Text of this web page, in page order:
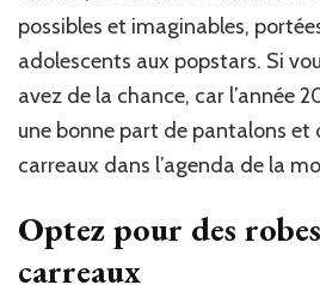
possibles et imaginables,
adolescents aux popstars. Si
avez de la chance, car l’année
une bonne part de pantalons et
carreaux dans l’agenda de la
Optez pour des
carreaux